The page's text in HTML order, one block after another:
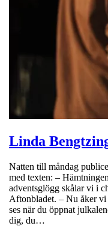
Linda
Natten till måndag
med texten: –
adventsglögg skålar vi i
Aftonbladet. – Nu åker vi
ses när du öppnat
dig, du…